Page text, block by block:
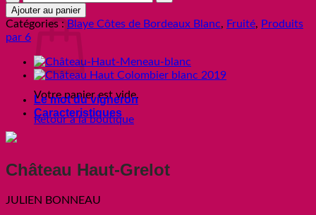
Panier
Votre panier est vide.
Retour à la boutique
de
Château
Haut-
blanc
2024
Ajouter au panier
Catégories : Blaye Côtes de Bordeaux Blanc, Fruité, Produits
par 6
Le mot du vigneron
Caracteristiques
Château Haut-Grelot
JULIEN BONNEAU